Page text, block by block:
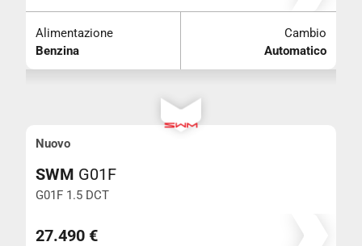
Alimentazione
Benzina
Cambio
Automatico
Nuovo
SWM G01F
G01F 1.5 DCT
27.490 €